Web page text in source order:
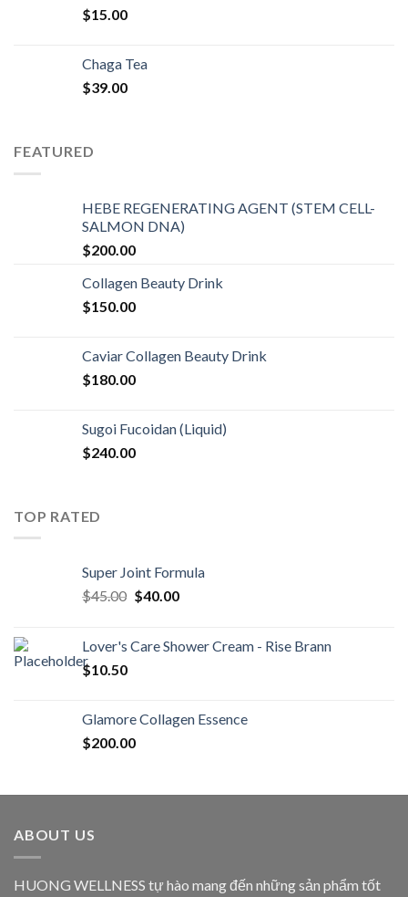
$15.00
Chaga Tea
$39.00
FEATURED
HEBE REGENERATING AGENT (STEM CELL-
SALMON DNA)
$200.00
Collagen Beauty Drink
$150.00
Caviar Collagen Beauty Drink
$180.00
Sugoi Fucoidan (Liquid)
$240.00
TOP RATED
Super Joint Formula
$45.00 $40.00
Lover's Care Shower Cream - Rise Brann
$10.50
Glamore Collagen Essence
$200.00
ABOUT US
HUONG WELLNESS tự hào mang đến những sản phẩm tốt